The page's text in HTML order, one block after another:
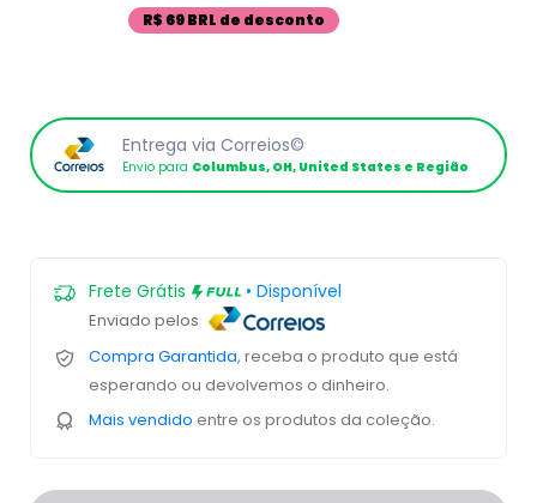
R$ 69 BRL de desconto
Entrega via Correios©
Envio para Columbus, OH, United States e Região
Frete Grátis • Disponível
Enviado pelos
Compra Garantida, receba o produto que está
esperando ou devolvemos o dinheiro.
Mais vendido entre os produtos da coleção.